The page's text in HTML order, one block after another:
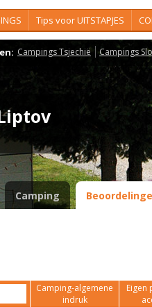
Tips voor UITSTAPJES
Campings Tsjechië Campings
Camping
Camping-algemene
indruk
Eigen